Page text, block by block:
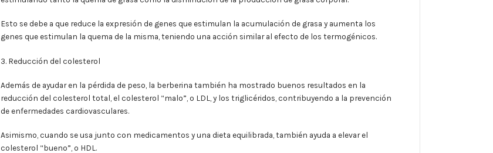
Esto se debe a que reduce la expresión de genes que estimulan la acumulación de grasa y aumenta los
genes que estimulan la quema de la misma, teniendo una acción similar al efecto de los termogénicos.
3. Reducción del colesterol
Además de ayudar en la pérdida de peso, la berberina también ha mostrado buenos resultados en la
reducción del colesterol total, el colesterol “malo”, o LDL, y los triglicéridos, contribuyendo a la prevención
de enfermedades cardiovasculares.
Asimismo, cuando se usa junto con medicamentos y una dieta equilibrada, también ayuda a elevar el
colesterol “bueno”, o HDL.